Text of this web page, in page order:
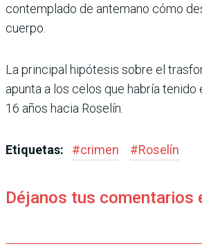
contemplado de antemano cómo
cuerpo.
La principal hipótesis sobre el
apunta a los celos que habría
16 años hacia Roselín.
Etiquetas: #crimen #Roselín
Déjanos tus comentarios